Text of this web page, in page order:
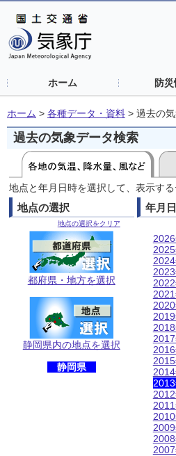
ホーム 防
ホーム > 各種データ・資料 > 過去の
過去の気象データ検索
地点と年月日時を選択して、表示す
地点の選択
地点の選択をクリア
都府県・地方を選択
静岡県内の地点を選択
静岡県
年月